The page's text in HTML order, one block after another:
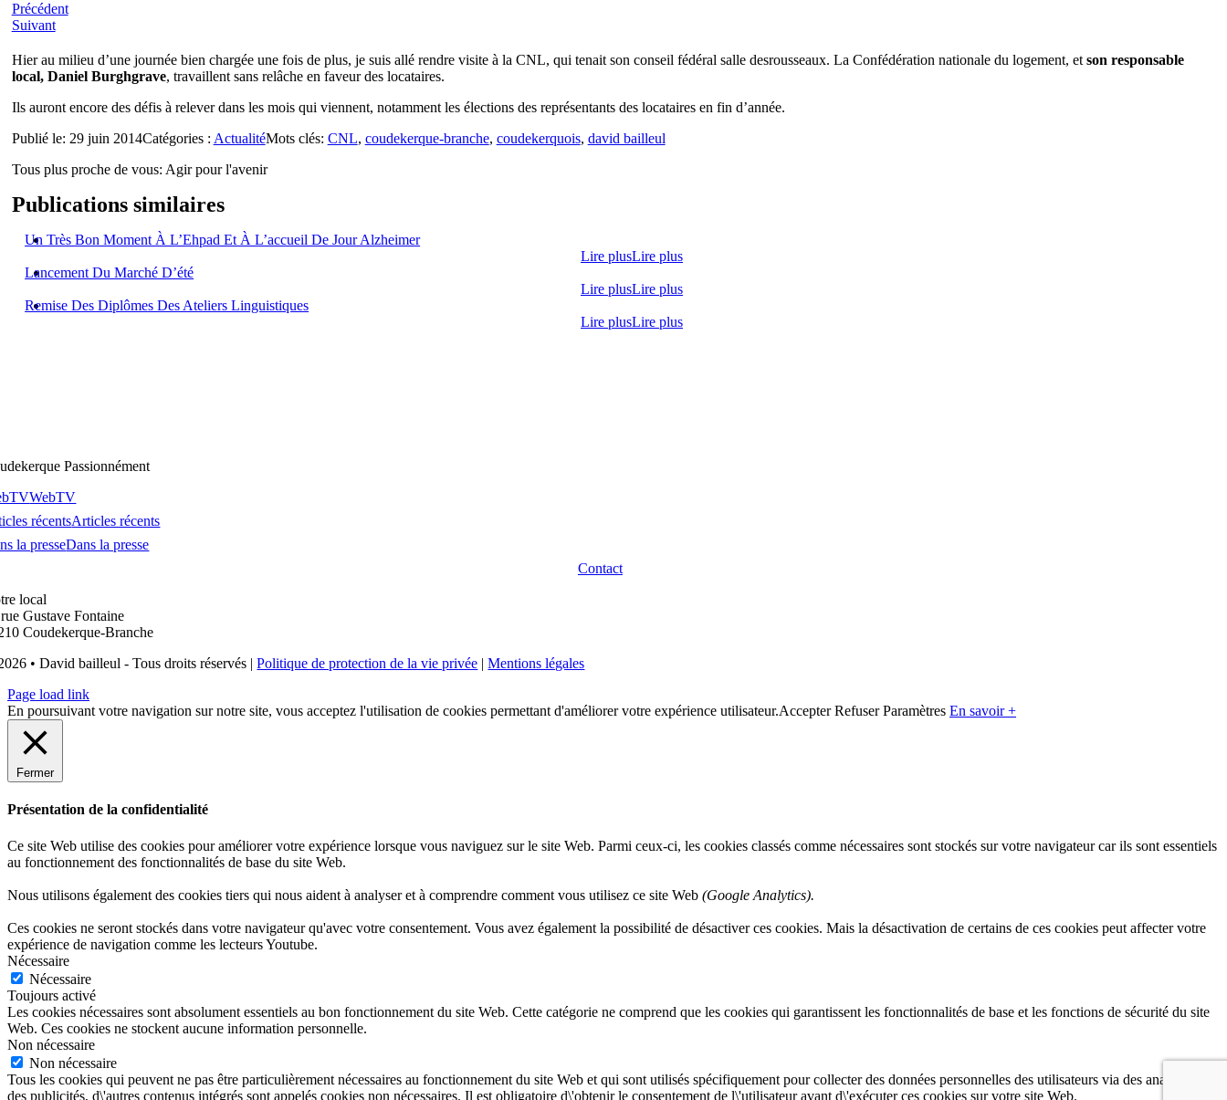
Précédent
Suivant
Hier au milieu d’une journée bien chargée une fois de plus, je suis allé rendre visite à la CNL, qui tenait son conseil fédéral salle desrousseaux. La Confédération nationale du logement, et son responsable
local, Daniel Burghgrave, travaillent sans relâche en faveur des locataires.
Ils auront encore des défis à relever dans les mois qui viennent, notamment les élections des représentants des locataires en fin d’année.
Publié le: 29 juin 2014Catégories : ActualitéMots clés: CNL, coudekerque-branche, coudekerquois, david bailleul
Tous plus proche de vous: Agir pour l'avenir
Publications similaires
Un Très Bon Moment À L’Ehpad Et À L’accueil De Jour Alzheimer
Lire plusLire plus
Lancement Du Marché D’été
Lire plusLire plus
Remise Des Diplômes Des Ateliers Linguistiques
Lire plusLire plus
Passionnément
WebTV
récentsArticles récents
la presseDans la presse
Contact
local
Gustave Fontaine
Coudekerque-Branche
• David bailleul - Tous droits réservés |Politique de protection de la vie privée |Mentions légales
Page load link
En poursuivant votre navigation sur notre site, vous acceptez l'utilisation de cookies permettant d'améliorer votre expérience utilisateur.Accepter Refuser Paramètres En savoir +
Fermer
Présentation de la confidentialité
Ce site Web utilise des cookies pour améliorer votre expérience lorsque vous naviguez sur le site Web. Parmi ceux-ci, les cookies classés comme nécessaires sont stockés sur votre navigateur car ils sont essentiels
au fonctionnement des fonctionnalités de base du site Web.
Nous utilisons également des cookies tiers qui nous aident à analyser et à comprendre comment vous utilisez ce site Web (Google Analytics).
Ces cookies ne seront stockés dans votre navigateur qu'avec votre consentement. Vous avez également la possibilité de désactiver ces cookies. Mais la désactivation de certains de ces cookies peut affecter votre
expérience de navigation comme les lecteurs Youtube.
Nécessaire
Nécessaire
Toujours activé
Les cookies nécessaires sont absolument essentiels au bon fonctionnement du site Web. Cette catégorie ne comprend que les cookies qui garantissent les fonctionnalités de base et les fonctions de sécurité du site
Web. Ces cookies ne stockent aucune information personnelle.
Non nécessaire
Non nécessaire
Tous les cookies qui peuvent ne pas être particulièrement nécessaires au fonctionnement du site Web et qui sont utilisés spécifiquement pour collecter des données personnelles des utilisateurs via des analyses,
des publicités, d\'autres contenus intégrés sont appelés cookies non nécessaires. Il est obligatoire d\'obtenir le consentement de l\'utilisateur avant d\'exécuter ces cookies sur votre site Web.